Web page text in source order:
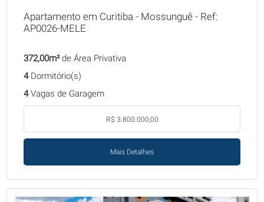
Apartamento em Curitiba - Mossunguê - Ref:
AP0026-MELE
372,00m²de Área Privativa
4Dormitório(s)
4Vagas de Garagem
R$ 3.800.000,00
Mais Detalhes